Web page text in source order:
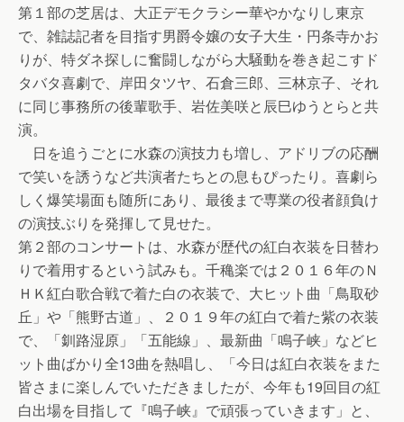
第１部の芝居は、大正デモクラシー華やかなりし東京
で、雑誌記者を目指す男爵令嬢の女子大生・円条寺かお
りが、特ダネ探しに奮闘しながら大騒動を巻き起こすド
タバタ喜劇で、岸田タツヤ、石倉三郎、三林京子、それ
に同じ事務所の後輩歌手、岩佐美咲と辰巳ゆうとらと共
演。
日を追うごとに水森の演技力も増し、アドリブの応酬
で笑いを誘うなど共演者たちとの息もぴったり。喜劇ら
しく爆笑場面も随所にあり、最後まで専業の役者顔負け
の演技ぶりを発揮して見せた。
第２部のコンサートは、水森が歴代の紅白衣装を日替わ
りで着用するという試みも。千穐楽では２０１６年のＮ
ＨＫ紅白歌合戦で着た白の衣装で、大ヒット曲「鳥取砂
丘」や「熊野古道」、２０１９年の紅白で着た紫の衣装
で、「釧路湿原」「五能線」、最新曲「鳴子峡」などヒ
ット曲ばかり全13曲を熱唱し、「今日は紅白衣装をまた
皆さまに楽しんでいただきましたが、今年も19回目の紅
白出場を目指して『鳴子峡』で頑張っていきます」と、